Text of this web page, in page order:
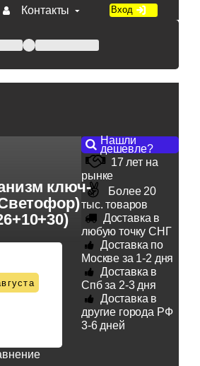
Контакты Вход
ключ-
Нашли
дешевле?
17 лет на
рынке
Более 20
тыс. товаров
Доставка в
любую точку СНГ
Доставка по
Москве за 1-2 дня
Доставка в
Спб за 2-3 дня
Доставка в
другие города РФ
3-6 дней